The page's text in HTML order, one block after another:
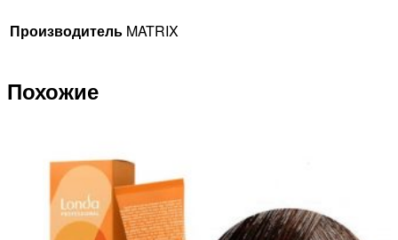
Производитель MATRIX
Похожие